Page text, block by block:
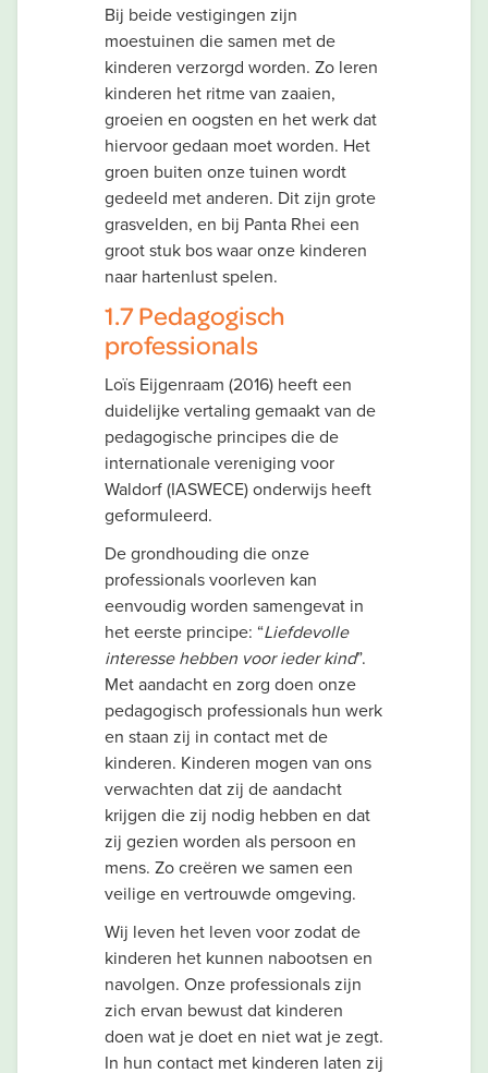
Bij beide vestigingen zijn
moestuinen die samen met de
kinderen verzorgd worden. Zo leren
kinderen het ritme van zaaien,
groeien en oogsten en het werk dat
hiervoor gedaan moet worden. Het
groen buiten onze tuinen wordt
gedeeld met anderen. Dit zijn grote
grasvelden, en bij Panta Rhei een
groot stuk bos waar onze kinderen
naar hartenlust spelen.
1.7 Pedagogisch
professionals
Loïs Eijgenraam (2016) heeft een
duidelijke vertaling gemaakt van de
pedagogische principes die de
internationale vereniging voor
Waldorf (IASWECE) onderwijs heeft
geformuleerd.
De grondhouding die onze
professionals voorleven kan
eenvoudig worden samengevat in
het eerste principe: “Liefdevolle
interesse hebben voor ieder kind”.
Met aandacht en zorg doen onze
pedagogisch professionals hun werk
en staan zij in contact met de
kinderen. Kinderen mogen van ons
verwachten dat zij de aandacht
krijgen die zij nodig hebben en dat
zij gezien worden als persoon en
mens. Zo creëren we samen een
veilige en vertrouwde omgeving.
Wij leven het leven voor zodat de
kinderen het kunnen nabootsen en
navolgen. Onze professionals zijn
zich ervan bewust dat kinderen
doen wat je doet en niet wat je zegt.
In hun contact met kinderen laten zij